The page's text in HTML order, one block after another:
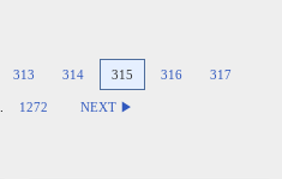
313 314 315 316 317
1272 NEXT ▶